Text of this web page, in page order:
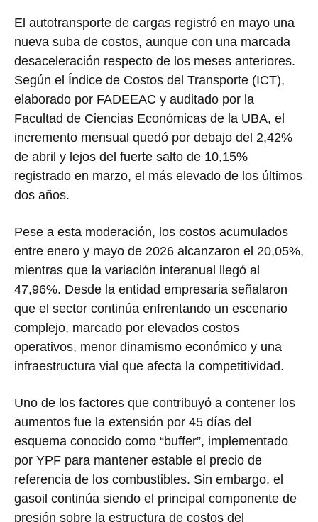
El autotransporte de cargas registró en mayo una
nueva suba de costos, aunque con una marcada
desaceleración respecto de los meses anteriores.
Según el Índice de Costos del Transporte (ICT),
elaborado por FADEEAC y auditado por la
Facultad de Ciencias Económicas de la UBA, el
incremento mensual quedó por debajo del 2,42%
de abril y lejos del fuerte salto de 10,15%
registrado en marzo, el más elevado de los últimos
dos años.
Pese a esta moderación, los costos acumulados
entre enero y mayo de 2026 alcanzaron el 20,05%,
mientras que la variación interanual llegó al
47,96%. Desde la entidad empresaria señalaron
que el sector continúa enfrentando un escenario
complejo, marcado por elevados costos
operativos, menor dinamismo económico y una
infraestructura vial que afecta la competitividad.
Uno de los factores que contribuyó a contener los
aumentos fue la extensión por 45 días del
esquema conocido como “buffer”, implementado
por YPF para mantener estable el precio de
referencia de los combustibles. Sin embargo, el
gasoil continúa siendo el principal componente de
presión sobre la estructura de costos del